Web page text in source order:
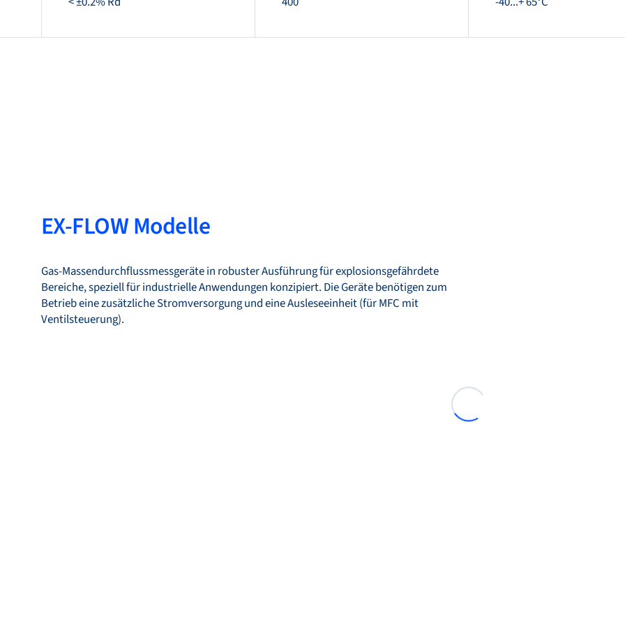
EX-FLOW Modelle
Gas-Massendurchflussmessgeräte in robuster Ausführung für explosionsgefährdete
Bereiche, speziell für industrielle Anwendungen konzipiert. Die Geräte benötigen zum
Betrieb eine zusätzliche Stromversorgung und eine Ausleseeinheit (für MFC mit
Ventilsteuerung).